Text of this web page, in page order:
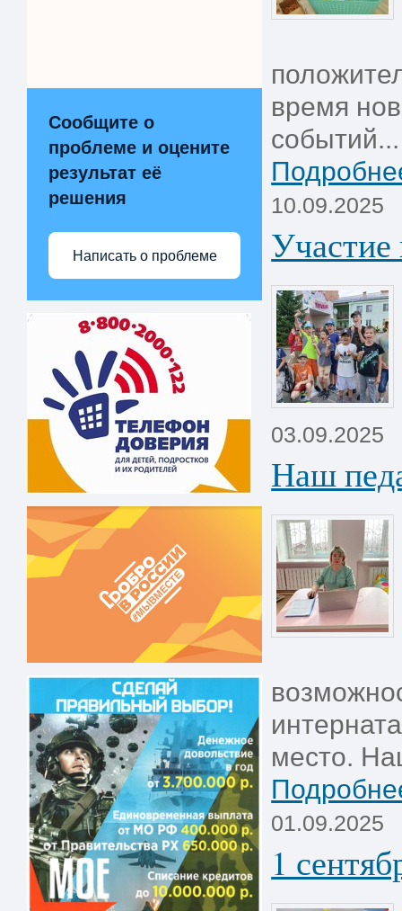
Сообщите о
проблеме и оцените
результат её
решения
Написать о проблеме
время
событий...
10.09.2025
Участие
03.09.2025
Наш
место.
01.09.2025
1